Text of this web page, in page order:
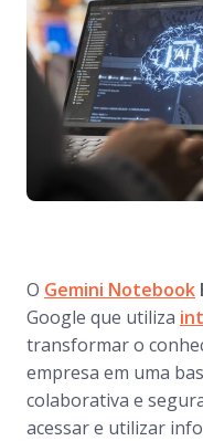
O Gemini Notebook
Google que utiliza
transformar o
empresa em uma
colaborativa e
acessar e utilizar